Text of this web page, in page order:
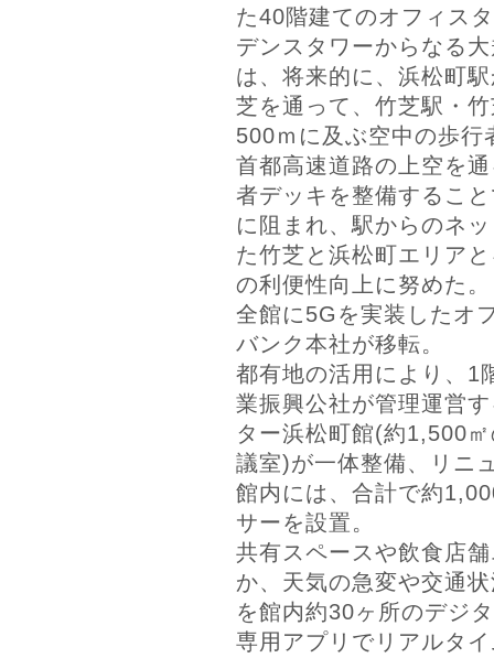
た40階建てのオフィス
デンスタワーからなる
は、将来的に、浜松町
芝を通って、竹芝駅・
500ｍに及ぶ空中の歩行
首都高速道路の上空を
者デッキを整備するこ
に阻まれ、駅からのネ
た竹芝と浜松町エリア
の利便性向上に努めた。
全館に5Gを実装したオ
バンク本社が移転。
都有地の活用により、1
業振興公社が管理運営
ター浜松町館(約1,500
議室)が一体整備、リニ
館内には、合計で約
サーを設置。
共有スペースや飲食店
か、天気の急変や交通
を館内約30ヶ所のデジ
専用アプリでリアルタ